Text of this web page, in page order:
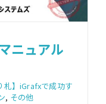
ニュアル
札】iGrafxで成功す
, その他